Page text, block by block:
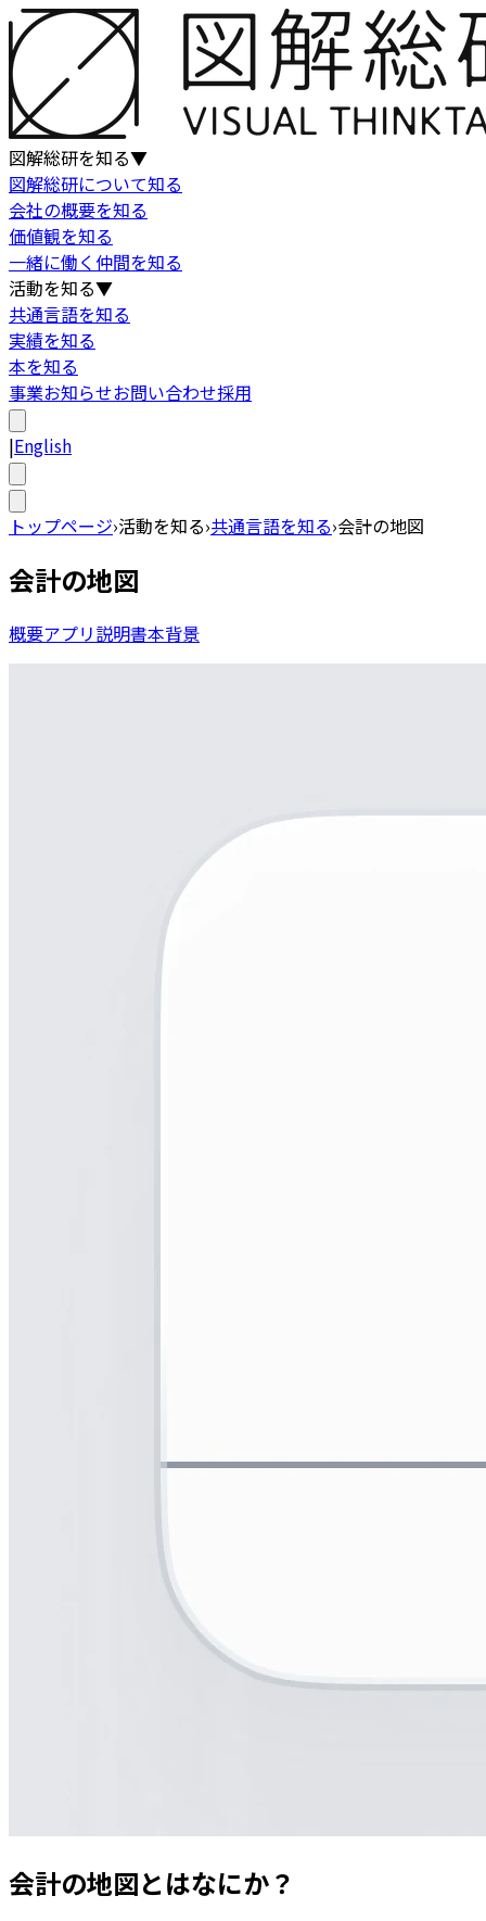
図解総研を知る▼
図解総研について知る
会社の概要を知る
価値観を知る
一緒に働く仲間を知る
活動を知る▼
共通言語を知る
実績を知る
本を知る
事業お知らせお問い合わせ採用
|English
トップページ›活動を知る›共通言語を知る›会計の地図
会計の地図
概要アプリ説明書本背景
会計の地図とはなにか？